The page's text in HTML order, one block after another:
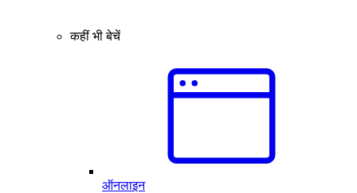
कहीं भी बेचें
ऑनलाइन